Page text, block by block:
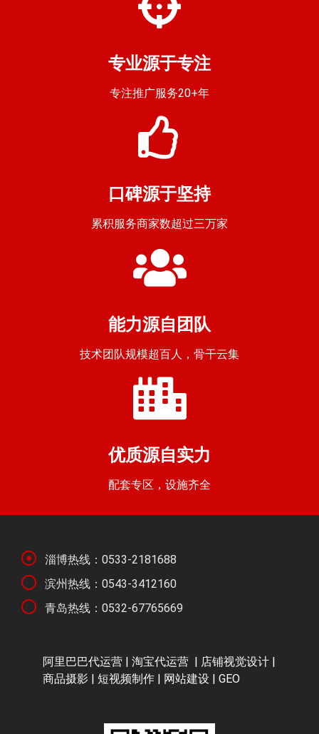
专业源于专注
专注推广服务20+年
口碑源于坚持
累积服务商家数超过三万家
能力源自团队
技术团队规模超百人，骨干云集
优质源自实力
配套专区，设施齐全
淄博热线：0533-2181688
滨州热线：0543-3412160
青岛热线：0532-67765669
阿里巴巴代运营 | 淘宝代运营 | 店铺视觉设计 |
商品摄影 | 短视频制作 | 网站建设 | GEO